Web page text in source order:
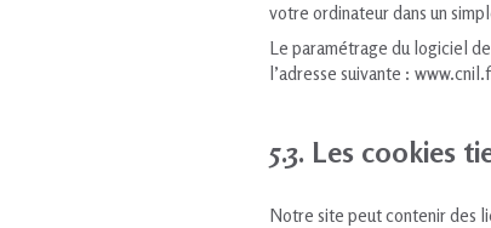
votre ordinateur dans un
Le paramétrage du logiciel
l’adresse suivante :
5.3. Les cookies
Notre site peut contenir des